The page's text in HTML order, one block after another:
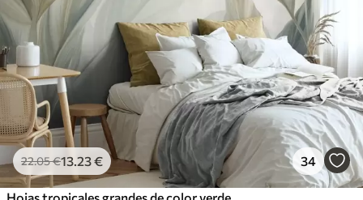
22.05€13 .23€ 34